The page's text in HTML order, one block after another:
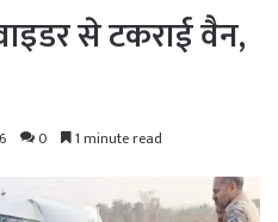
से टकराई वैन,
0 1 minute read